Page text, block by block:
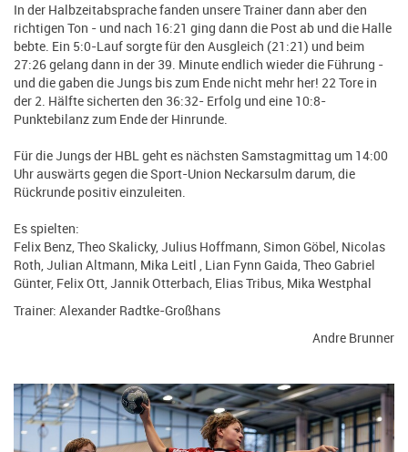
In der Halbzeitabsprache fanden unsere Trainer dann aber den
richtigen Ton - und nach 16:21 ging dann die Post ab und die Halle
bebte. Ein 5:0-Lauf sorgte für den Ausgleich (21:21) und beim
27:26 gelang dann in der 39. Minute endlich wieder die Führung -
und die gaben die Jungs bis zum Ende nicht mehr her! 22 Tore in
der 2. Hälfte sicherten den 36:32- Erfolg und eine 10:8-
Punktebilanz zum Ende der Hinrunde.
Für die Jungs der HBL geht es nächsten Samstagmittag um 14:00
Uhr auswärts gegen die Sport-Union Neckarsulm darum, die
Rückrunde positiv einzuleiten.
Es spielten:
Felix Benz, Theo Skalicky, Julius Hoffmann, Simon Göbel, Nicolas
Roth, Julian Altmann, Mika Leitl , Lian Fynn Gaida, Theo Gabriel
Günter, Felix Ott, Jannik Otterbach, Elias Tribus, Mika Westphal
Trainer: Alexander Radtke-Großhans
Andre Brunner